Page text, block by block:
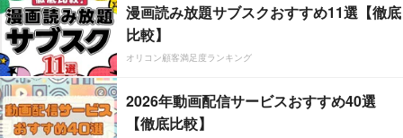
漫画読み放題サブスクおすすめ11選【徹底
比較】
オリコン顧客満足度ランキング
2026年動画配信サービスおすすめ40選
【徹底比較】